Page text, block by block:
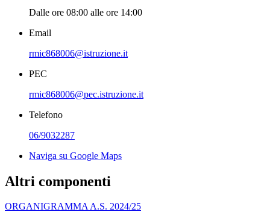
Dalle ore 08:00 alle ore 14:00
Email
rmic868006@istruzione.it
PEC
rmic868006@pec.istruzione.it
Telefono
06/9032287
Naviga su Google Maps
Altri componenti
ORGANIGRAMMA A.S. 2024/25